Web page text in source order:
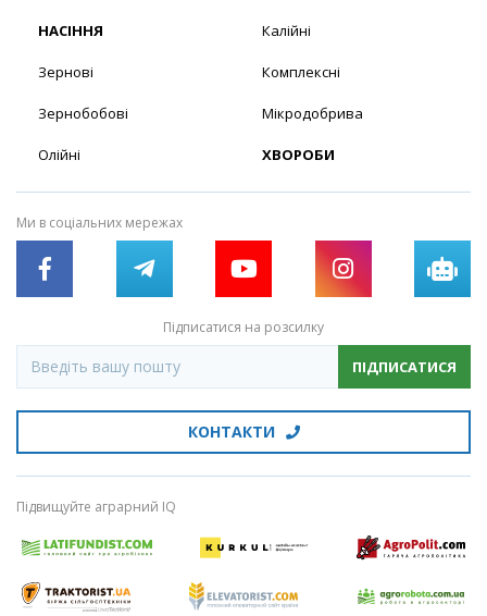
НАСІННЯ
Зернові
Зернобобові
Олійні
Калійні
Комплексні
Мікродобрива
ХВОРОБИ
Ми в соціальних мережах
Підписатися на розсилку
ПІДПИСАТИСЯ
КОНТАКТИ
Підвищуйте аграрний IQ